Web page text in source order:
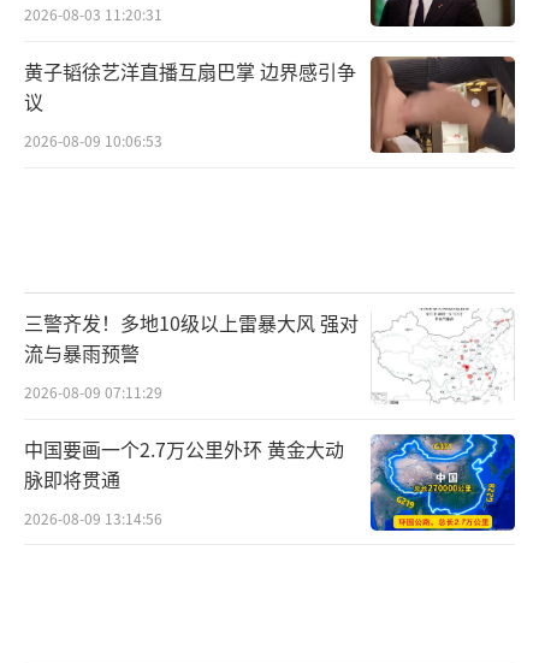
2026-08-03 11:20:31
黄子韬徐艺洋直播互扇巴掌 边界感引争
议
2026-08-09 10:06:53
三警齐发！多地10级以上雷暴大风 强对
流与暴雨预警
2026-08-09 07:11:29
中国要画一个2.7万公里外环 黄金大动
脉即将贯通
2026-08-09 13:14:56